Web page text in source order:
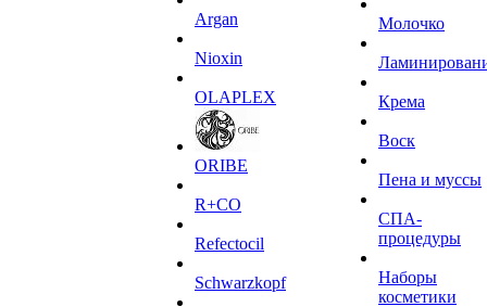
Argan
Niохin
OLAPLEX
ORIBE
R+CO
Refectocil
Schwarzkopf
Молочко
Крема
Воск
Пена и муссы
СПА-
процедуры
Наборы
косметики